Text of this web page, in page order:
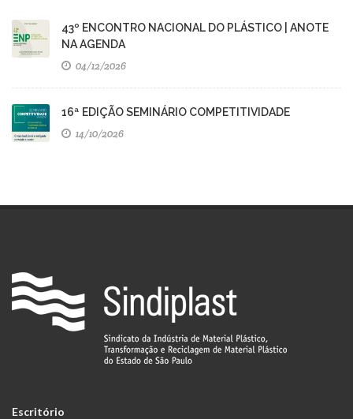
43º ENCONTRO NACIONAL DO PLÁSTICO | ANOTE
NA AGENDA
04/12/2026
16ª EDIÇÃO SEMINÁRIO COMPETITIVIDADE
14/10/2026
Escritório